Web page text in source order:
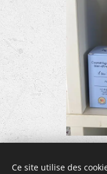
Ce site utilise des